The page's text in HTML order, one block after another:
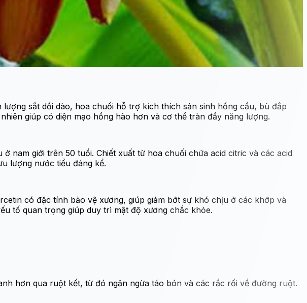
sắt dồi dào, hoa chuối hỗ trợ kích thích sản sinh hồng cầu, bù đắp
giúp có diện mạo hồng hào hơn và cơ thể tràn đầy năng lượng.
nam giới trên 50 tuổi. Chiết xuất từ hoa chuối chứa acid citric và các acid
lượng nước tiểu đáng kể.
có đặc tính bảo vệ xương, giúp giảm bớt sự khó chịu ở các khớp và
tố quan trọng giúp duy trì mật độ xương chắc khỏe.
hơn qua ruột kết, từ đó ngăn ngừa táo bón và các rắc rối về đường ruột.